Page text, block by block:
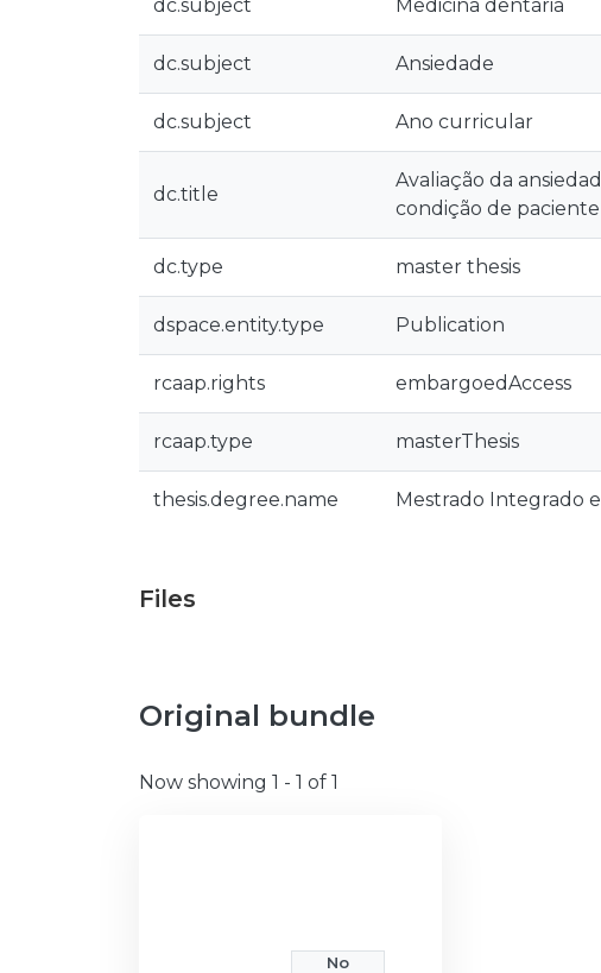
dc.subject Medicina dentária
dc.subject Ansiedade
dc.subject Ano curricular
dc.title
Avaliação da
condição de paciente
dc.type master thesis
dspace.entity.type Publication
rcaap.rights embargoedAccess
rcaap.type masterThesis
thesis.degree.name Mestrado Integrado
Files
Original bundle
Now showing 1 - 1 of 1
No